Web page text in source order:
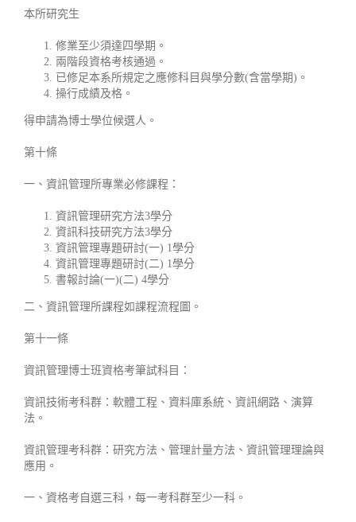
本所研究生
修業至少須達四學期。
兩階段資格考核通過。
已修足本系所規定之應修科目與學分數(含當學期)。
操行成績及格。
得申請為博士學位候選人。
第十條
一、資訊管理所專業必修課程：
資訊管理研究方法3學分
資訊科技研究方法3學分
資訊管理專題研討(一) 1學分
資訊管理專題研討(二) 1學分
書報討論(一)(二) 4學分
二、資訊管理所課程如課程流程圖。
第十一條
資訊管理博士班資格考筆試科目：
資訊技術考科群：軟體工程、資料庫系統、資訊網路、演算
法。
資訊管理考科群：研究方法、管理計量方法、資訊管理理論與
應用。
一、資格考自選三科，每一考科群至少一科。